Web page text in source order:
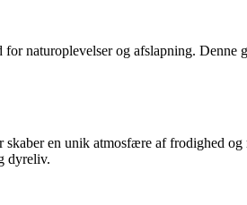
naturoplevelser og afslapning. Denne
en unik atmosfære af frodighed
dyreliv.